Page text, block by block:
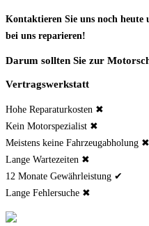
Kontaktieren Sie uns noch
bei uns reparieren!
Darum sollten Sie zur
Vertragswerkstatt
Hohe Reparaturkosten ✖
Kein Motorspezialist ✖
Meistens keine Fahrzeugabholung ✖
Lange Wartezeiten ✖
12 Monate Gewährleistung ✔
Lange Fehlersuche ✖